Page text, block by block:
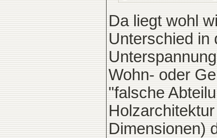
Da liegt wohl
Unterschied in
Wohn- oder
"falsche
Dimensionen)